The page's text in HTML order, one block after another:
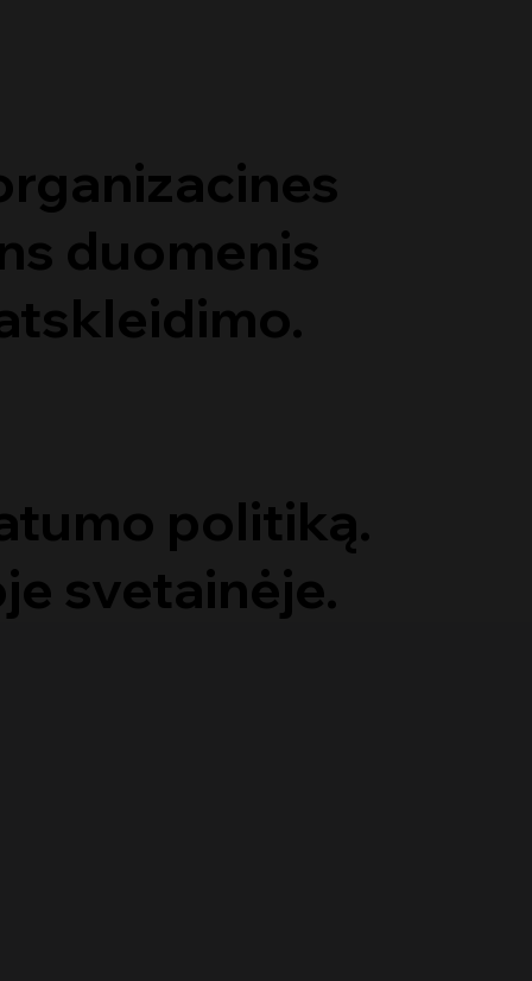
duomenis
politiką.
svetainėje.